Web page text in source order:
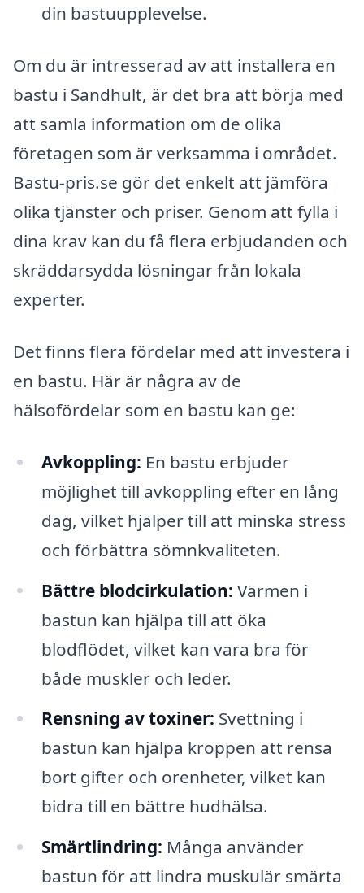
din bastuupplevelse.
Om du är intresserad av att installera en
bastu i Sandhult, är det bra att börja med
att samla information om de olika
företagen som är verksamma i området.
Bastu-pris.se gör det enkelt att jämföra
olika tjänster och priser. Genom att fylla i
dina krav kan du få flera erbjudanden och
skräddarsydda lösningar från lokala
experter.
Det finns flera fördelar med att investera i
en bastu. Här är några av de
hälsofördelar som en bastu kan ge:
Avkoppling: En bastu erbjuder
möjlighet till avkoppling efter en lång
dag, vilket hjälper till att minska stress
och förbättra sömnkvaliteten.
Bättre blodcirkulation: Värmen i
bastun kan hjälpa till att öka
blodflödet, vilket kan vara bra för
både muskler och leder.
Rensning av toxiner: Svettning i
bastun kan hjälpa kroppen att rensa
bort gifter och orenheter, vilket kan
bidra till en bättre hudhälsa.
Smärtlindring: Många använder
bastun för att lindra muskulär smärta